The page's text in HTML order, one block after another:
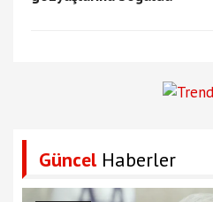
GüncelHaberler